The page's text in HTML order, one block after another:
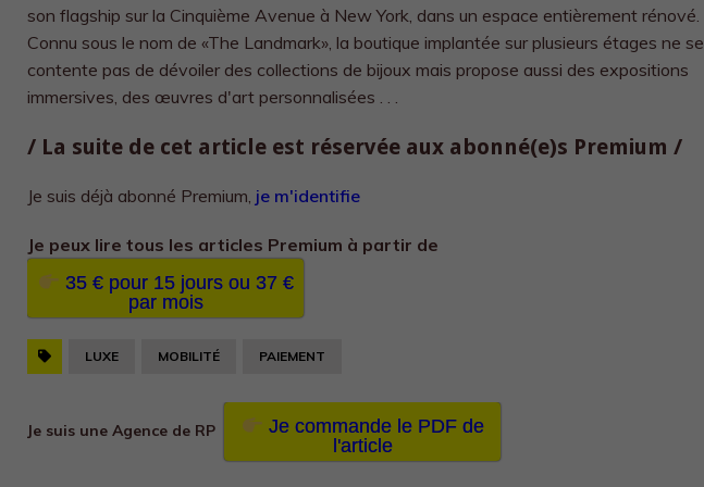
son flagship sur la Cinquième Avenue à New York, dans un espace entièrement rénové.
Connu sous le nom de «The Landmark», la boutique implantée sur plusieurs étages ne se
contente pas de dévoiler des collections de bijoux mais propose aussi des expositions
immersives, des œuvres d'art personnalisées . . .
/ La suite de cet article est réservée aux abonné(e)s Premium /
Je suis déjà abonné Premium, je m'identifie
Je peux lire tous les articles Premium à partir de
35 € pour 15 jours ou 37 €
par mois
LUXE MOBILITÉ PAIEMENT
Je suis une Agence de RP
Je commande le PDF de
l'article